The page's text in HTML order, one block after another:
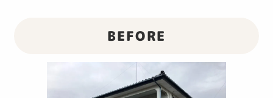
BEFORE